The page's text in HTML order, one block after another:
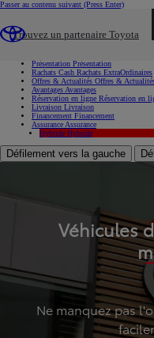
Passer au contenu suivant (Press Enter)
Trouvez un partenaire Toyota
Présentation Présentation
Rachats Cash Rachats ExtraOrdinaires
Offres & Actualités Offres &
Avantages Avantages
Réservation en ligne Réservation en
Livraison Livraison
Financement Financement
Assurance Assurance
Hybride Hybride
Défilement vers la gauche
Véhicules
Ne manquez pas